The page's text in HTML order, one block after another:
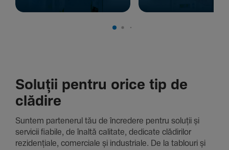
Soluții pentru orice tip de
clădire
Suntem parte­nerul tău de încre­dere pentru soluții și
servicii fiabile, de înaltă cali­tate, dedi­cate clădi­rilor
rezi­den­țiale, comer­ciale și indus­triale. De la tablouri și